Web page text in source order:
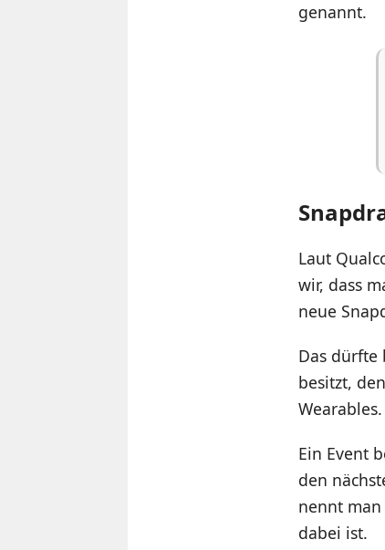
genannt.
Laut
wir, dass
neue
Das dürfte
besitzt,
Ein Event
den
nennt
dabei ist.